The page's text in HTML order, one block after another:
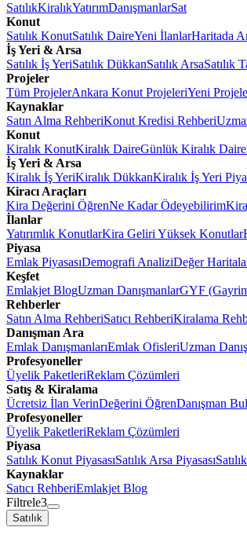
SatılıkKiralıkYatırımDanışmanlarSat
Konut
Satılık KonutSatılık DaireYeni İlanlarHaritada
İş Yeri & Arsa
Satılık İş YeriSatılık DükkanSatılık ArsaSatılık
Projeler
Tüm ProjelerAnkara Konut ProjeleriYeni
Kaynaklar
Satın Alma RehberiKonut Kredisi Rehberi
Konut
Kiralık KonutKiralık DaireGünlük Kiralık Daire
İş Yeri & Arsa
Kiralık İş YeriKiralık DükkanKiralık İş Yeri
Kiracı Araçları
Kira Değerini ÖğrenNe Kadar Ödeyebilirim
İlanlar
Yatırımlık KonutlarKira Geliri Yüksek Konutlar
Piyasa
Emlak PiyasasıDemografi AnaliziDeğer
Keşfet
Emlakjet BlogUzman DanışmanlarGYF
Rehberler
Satın Alma RehberiSatıcı RehberiKiralama
Danışman Ara
Emlak DanışmanlarıEmlak OfisleriUzman
Profesyoneller
Üyelik PaketleriReklam Çözümleri
Satış & Kiralama
Ücretsiz İlan VerinDeğerini ÖğrenDanışman Bul
Profesyoneller
Üyelik PaketleriReklam Çözümleri
Piyasa
Satılık Konut PiyasasıSatılık Arsa Piyasası
Kaynaklar
Satıcı RehberiEmlakjet Blog
Filtrele3
Satılık